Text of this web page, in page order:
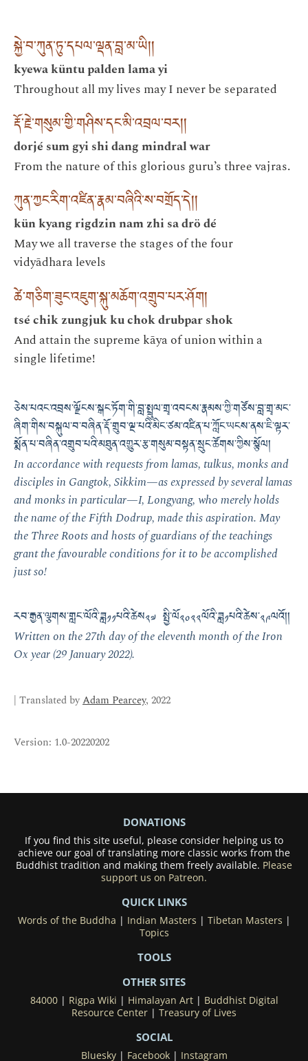
སྐྱེ་བ་ཀུན་ཏུ་དཔལ་ལྡན་བླ་མ་ཡི།།
kyewa küntu palden lama yi
Throughout all my lives may I never be separated
རྡོ་རྗེ་གསུམ་གྱི་གཤིས་དང་མི་འབྲལ་བར།།
dorjé sum gyi shi dang mindral war
From the nature of this glorious guru’s three vajras.
ཀུན་ཀྱང་རིག་འཛིན་རྣམ་བཞིའི་ས་བགྲོད་དེ།།
kün kyang rigdzin nam zhi sa drö dé
May we all traverse the stages of the four
vidyādhara levels
ཚེ་གཅིག་ཟུང་འཇུག་སྐུ་མཆོག་འགྲུབ་པར་ཤོག།
tsé chik zungjuk ku chok drubpar shok
And attain the supreme kāya of union within a
single lifetime!
ཅེས་པའང་འབྲས་ལྗོངས་སྒང་ཏོག་གི་བླ་སྤྲུལ་གྲྭ་འབངས་རྣམས་ཀྱི་གཙོས་བླ་གྲྭ་མང་
ཞིག་གིས་བསྐུལ་བ་བཞིན་རྡོ་གྲུབ་ལྔ་པའི་མིང་ཙམ་འཛིན་པ་ཀློང་ཡངས་ནས་ཇི་ལྟར་
སྨོན་པ་བཞིན་འགྲུབ་པའི་མཐུན་འགྱུར་རྩ་གསུམ་བསྟན་སྲུང་ཚོགས་ཀྱིས་སྩོལ།
In accordance with requests from lamas, tulkus, monks and
disciples in Gangtok, Sikkim—as expressed by several lamas
and monks in particular—I, Longyang, who merely holds
the name of the Fifth Dodrup, made this aspiration. May
the Three Roots and hosts of guardians of the teachings
grant the favourable conditions for it to be accomplished
just so!
རབ་རྒྱན་ལྕགས་གླང་ལོའི་ཟླ༡༡པའི་ཚེས༢༧ སྤྱི་ལོ༢༠༢༢ལོའི་ཟླ༡པའི་ཚེས་༢༩ལའོ།།
Written on the 27th day of the eleventh month of the Iron
Ox year (29 January 2022).
| Translated byAdam Pearcey, 2022
Version: 1.0-20220202
DONATIONS
If you find this site useful, please consider helping us to
achieve our goal of translating more classic works from the
Buddhist tradition and making them freely available. Please
support us on Patreon.
QUICK LINKS
Words of the Buddha | Indian Masters | Tibetan Masters |
Topics
TOOLS
OTHER SITES
84000| Rigpa Wiki | Himalayan Art| Buddhist Digital
Resource Center | Treasury of Lives
SOCIAL
Bluesky| Facebook| Instagram